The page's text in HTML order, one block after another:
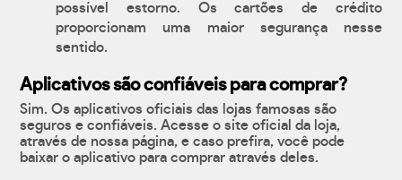
possível estorno. Os cartões de crédito
proporcionam uma maior segurança nesse
sentido.
Aplicativos são confiáveis para comprar?
Sim. Os aplicativos oficiais das lojas famosas são
seguros e confiáveis. Acesse o site oficial da loja,
através de nossa página, e caso prefira, você pode
baixar o aplicativo para comprar através deles.